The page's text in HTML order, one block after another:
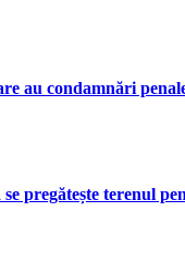
au condamnări
pregătește terenul